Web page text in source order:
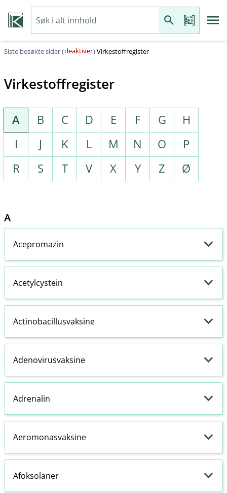
Siste besøkte sider (deaktiver)Virkestoffregister
Virkestoffregister
A B C D E F G
H
I
J K L M N O
P
R
S T V X Y Z Ø
A
Acepromazin
Acetylcystein
Actinobacillusvaksine
Adenovirusvaksine
Adrenalin
Aeromonasvaksine
Afoksolaner